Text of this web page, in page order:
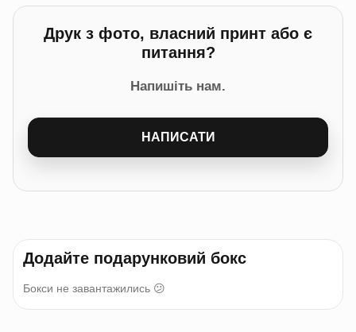
Друк з фото, власний принт або є
питання?
Напишіть нам.
НАПИСАТИ
Додайте подарунковий бокс
Бокси не завантажились 😕